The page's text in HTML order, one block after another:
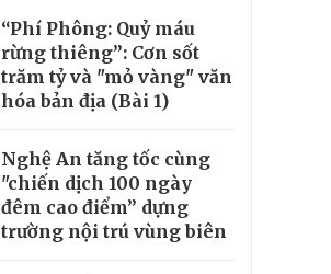
“Phí Phông: Quỷ máu
rừng thiêng”: Cơn sốt
trăm tỷ và "mỏ vàng" văn
hóa bản địa (Bài 1)
Nghệ An tăng tốc cùng
"chiến dịch 100 ngày
đêm cao điểm” dựng
trường nội trú vùng biên